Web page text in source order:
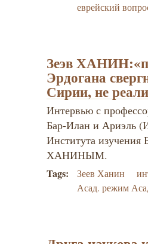
еврейский
Зеэв
Эрдогана
Сирии, не
Интервью с
Бар-Илан и Ариэль
Института изучения
ХАНИНЫМ.
Tags: Зеев Ханин
Асад. режим